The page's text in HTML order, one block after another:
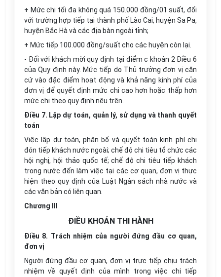
+ Mức chi tối đa không quá 150.000 đồng/01 suất, đối
với trường hợp tiếp tại thành phố Lào Cai, huyện Sa Pa,
huyện Bắc Hà và các địa bàn ngoài tỉnh;
+ Mức tiếp 100.000 đồng/suất cho các huyện còn lại.
- Đối với khách mời quy định tại điểm c khoản 2 Điều 6
của Quy định này. Mức tiếp do Thủ trưởng đơn vị căn
cứ vào đặc điểm hoạt động và khả năng kinh phí của
đơn vị để quyết định mức chi cao hơn hoặc thấp hơn
mức chi theo quy định nêu trên.
Điều 7. Lập dự toán, quản lý, sử dụng và thanh quyết
toán
Việc lập dự toán, phân bổ và quyết toán kinh phí chi
đón tiếp khách nước ngoài; chế độ chi tiêu tổ chức các
hội nghị, hội thảo quốc tế; chế độ chi tiêu tiếp khách
trong nước đến làm việc tại các cơ quan, đơn vị thực
hiện theo quy định của Luật Ngân sách nhà nước và
các văn bản có liên quan.
Chương III
ĐIỀU KHOẢN THI HÀNH
Điều 8. Trách nhiệm của người đứng đầu cơ quan,
đơn vị
Người đứng đầu cơ quan, đơn vị trực tiếp chịu trách
nhiệm về quyết định của mình trong việc chi tiếp